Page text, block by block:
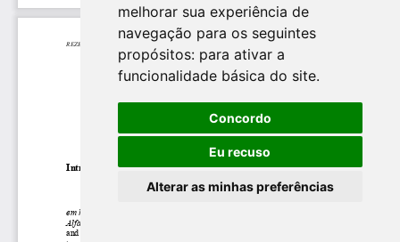
melhorar sua experiência de
navegação para os seguintes
propósitos: para ativar a
funcionalidade básica do site.
Concordo
Eu recuso
Alterar as minhas preferências